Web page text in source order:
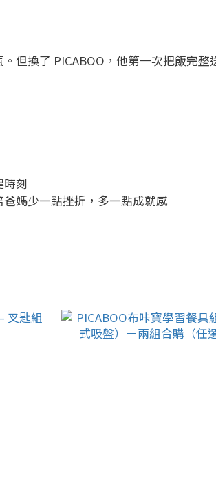
換了 PICABOO，他第一次把飯完整
時刻
媽少一點挫折，多一點成就感